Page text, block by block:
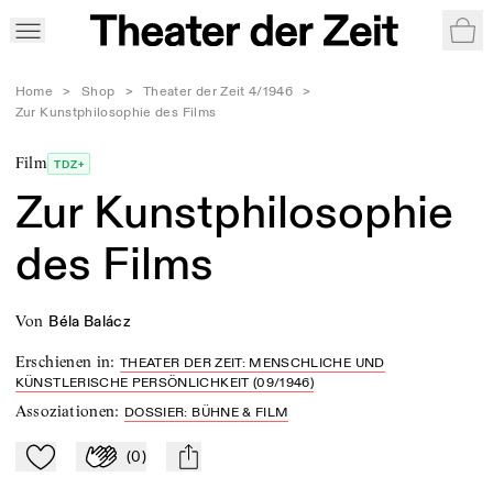
Home > Shop > Theater der Zeit 4/1946
>
Zur Kunstphilosophie des Films
Film TDZ+
Zur Kunstphilosophie
des Films
von Béla Balácz
Erschienen in:THEATER DER ZEIT: MENSCHLICHE UND
KÜNSTLERISCHE PERSÖNLICHKEIT (09/1946)
Assoziationen: DOSSIER: BÜHNE & FILM
Zu Mein-TdZ hinzufügen
Applaudieren
(0) mail